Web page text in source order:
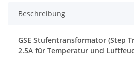
Beschreibung
GSE Stufentransformator (Step
2.5A für Temperatur und